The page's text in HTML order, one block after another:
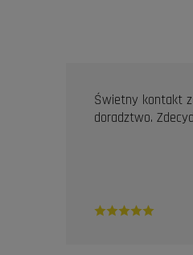
Świetny kontakt
doradztwo.